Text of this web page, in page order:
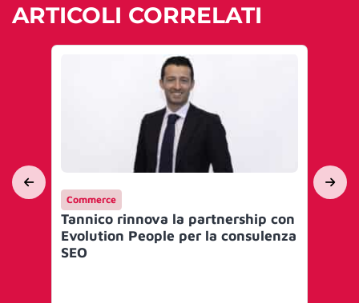
ARTICOLI CORRELATI
Commerce
Tannico rinnova la partnership con
Evolution People per la consulenza
SEO